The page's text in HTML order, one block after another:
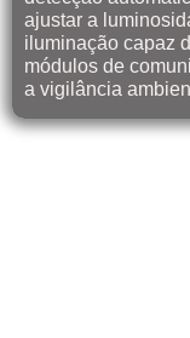
ajustar a
iluminação capaz
módulos de
a vigilância